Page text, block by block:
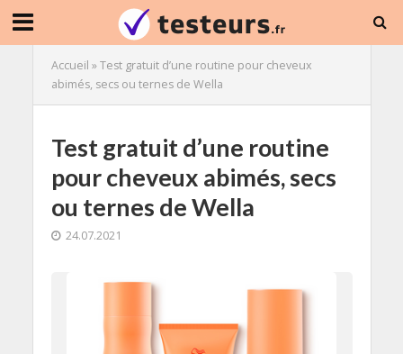
Accueil »Test gratuit d’une routine pour cheveux
abimés, secs ou ternes de Wella
Test gratuit d’une routine
pour cheveux abimés, secs
ou ternes de Wella
24.07.2021